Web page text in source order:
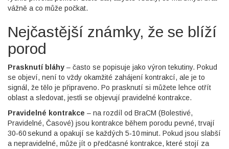
vážně a co může počkat.
Nejčastější známky, že se blíží
porod
Prasknutí bláhy – často se popisuje jako výron tekutiny. Pokud
se objeví, není to vždy okamžité zahájení kontrakcí, ale je to
signál, že tělo je připraveno. Po prasknutí si můžete lehce otřít
oblast a sledovat, jestli se objevují pravidelné kontrakce.
Pravidelné kontrakce – na rozdíl od BraCM (Bolestivé,
Pravidelné, Časové) jsou kontrakce během porodu pevné, trvají
30‑60 sekund a opakují se každých 5‑10 minut. Pokud jsou slabší
a nepravidelné, může jít o předčasné kontrakce, které stojí za